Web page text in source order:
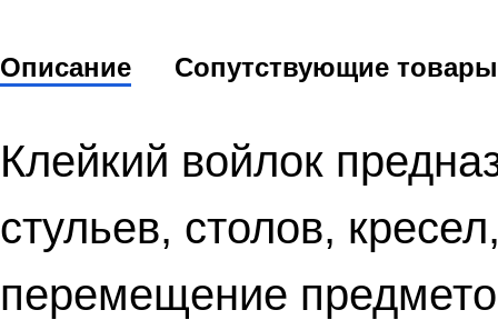
Описание Сопутствующие товары
Клейкий войлок
стульев, столов,
перемещение